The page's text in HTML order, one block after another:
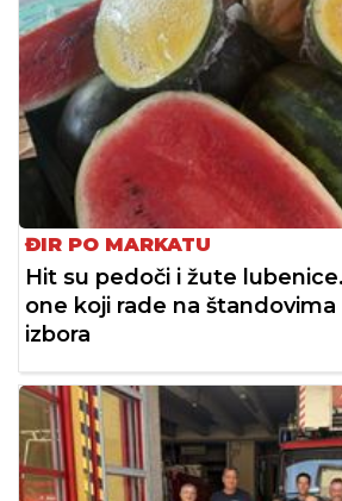
ĐIR PO MARKATU
Hit su pedoči i žute
one koji rade na
izbora